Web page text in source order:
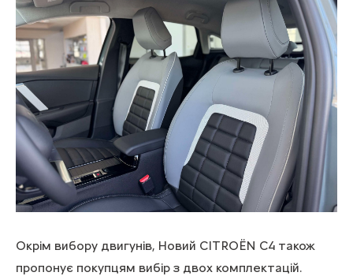
Окрім вибору двигунів, Новий CITROЁN С4 також
пропонує покупцям вибір з двох комплектацій.